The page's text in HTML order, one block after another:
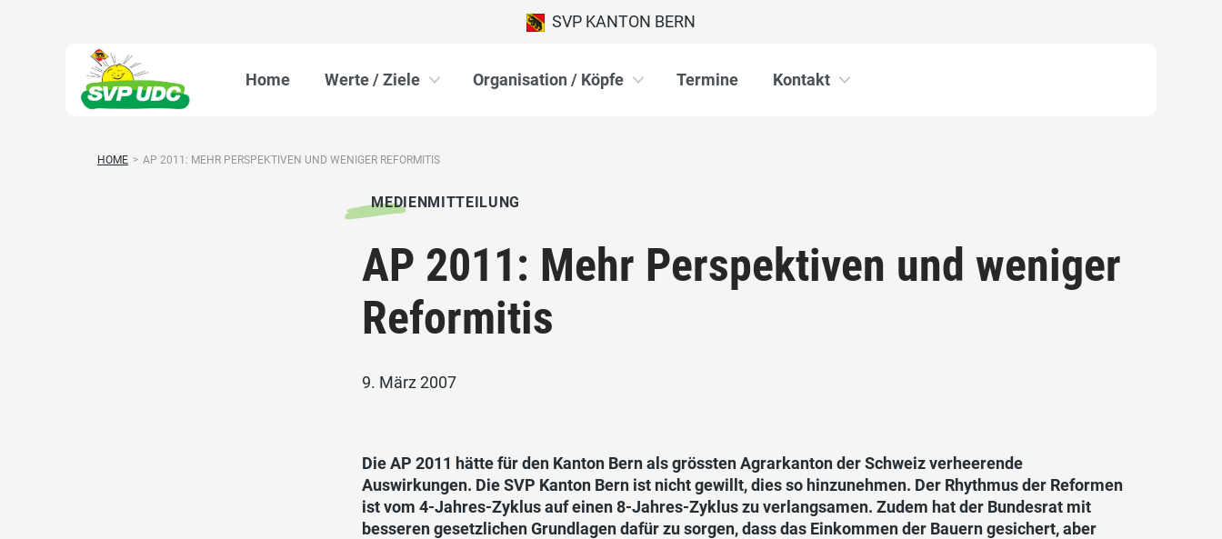
SVP KANTON BERN
Home Werte / Ziele Organisation / Köpfe Termine Kontakt
HOME > AP 2011: MEHR PERSPEKTIVEN UND WENIGER REFORMITIS
MEDIENMITTEILUNG
AP 2011: Mehr Perspektiven und weniger
Reformitis
9. März 2007
Die AP 2011 hätte für den Kanton Bern als grössten Agrarkanton der Schweiz verheerende
Auswirkungen. Die SVP Kanton Bern ist nicht gewillt, dies so hinzunehmen. Der Rhythmus der Reformen
ist vom 4-Jahres-Zyklus auf einen 8-Jahres-Zyklus zu verlangsamen. Zudem hat der Bundesrat mit
besseren gesetzlichen Grundlagen dafür zu sorgen, dass das Einkommen der Bauern gesichert, aber